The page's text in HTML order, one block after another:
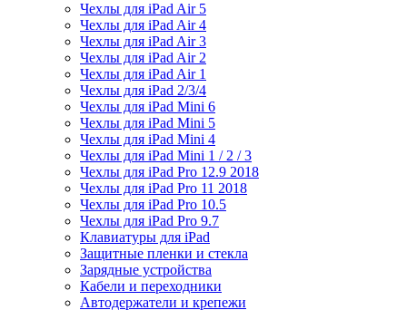
Чехлы для iPad Air 5
Чехлы для iPad Air 4
Чехлы для iPad Air 3
Чехлы для iPad Air 2
Чехлы для iPad Air 1
Чехлы для iPad 2/3/4
Чехлы для iPad Mini 6
Чехлы для iPad Mini 5
Чехлы для iPad Mini 4
Чехлы для iPad Mini 1 / 2 / 3
Чехлы для iPad Pro 12.9 2018
Чехлы для iPad Pro 11 2018
Чехлы для iPad Pro 10.5
Чехлы для iPad Pro 9.7
Клавиатуры для iPad
Защитные пленки и стекла
Зарядные устройства
Кабели и переходники
Автодержатели и крепежи